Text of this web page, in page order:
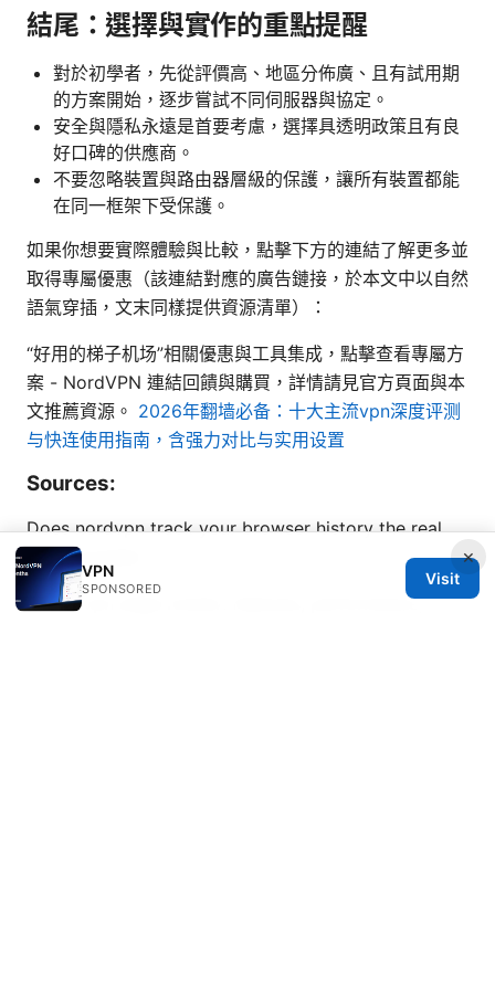
結尾：選擇與實作的重點提醒
對於初學者，先從評價高、地區分佈廣、且有試用期
的方案開始，逐步嘗試不同伺服器與協定。
安全與隱私永遠是首要考慮，選擇具透明政策且有良
好口碑的供應商。
不要忽略裝置與路由器層級的保護，讓所有裝置都能
在同一框架下受保護。
如果你想要實際體驗與比較，點擊下方的連結了解更多並
取得專屬優惠（該連結對應的廣告鏈接，於本文中以自然
語氣穿插，文末同樣提供資源清單）：
“好用的梯子机场”相關優惠與工具集成，點擊查看專屬方
案 - NordVPN 連結回饋與購買，詳情請見官方頁面與本
文推薦資源。 2026年翻墙必备：十大主流vpn深度评测
与快连使用指南，含强力对比与实用设置
Sources:
Does nordvpn track your browser history the real
truth revealed
Tuxler vpn edge review: features, performance,
×
VPN
SPONSORED
Visit